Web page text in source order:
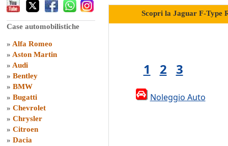
Case automobilistiche
» Alfa Romeo
» Aston Martin
» Audi
» Bentley
» BMW
» Bugatti
» Chevrolet
» Chrysler
» Citroen
» Dacia
Scopri la Jaguar F-Type
1 2 3
Noleggio Auto